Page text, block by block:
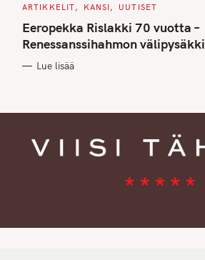
C
T
E
G
O
I
ARTIKKELIT KANSI UUTISET
Eeropekka Rislakki 70 vuotta –
Renessanssihahmon välipysäkki
Lue lisää